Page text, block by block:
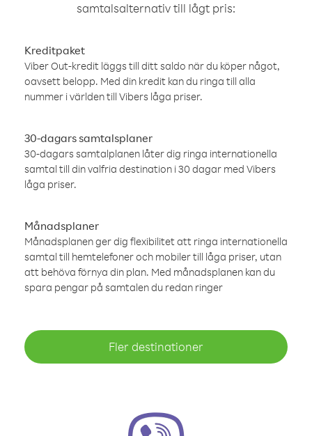
samtalsalternativ till lågt pris:
Kreditpaket
Viber Out-kredit läggs till ditt saldo när du köper något,
oavsett belopp. Med din kredit kan du ringa till alla
nummer i världen till Vibers låga priser.
30-dagars samtalsplaner
30-dagars samtalplanen låter dig ringa internationella
samtal till din valfria destination i 30 dagar med Vibers
låga priser.
Månadsplaner
Månadsplanen ger dig flexibilitet att ringa internationella
samtal till hemtelefoner och mobiler till låga priser, utan
att behöva förnya din plan. Med månadsplanen kan du
spara pengar på samtalen du redan ringer
Fler destinationer